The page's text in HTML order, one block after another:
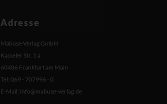
Adresse
Mabuse-Verlag GmbH
Kasseler Str. 1 a
60486 Frankfurt am Main
Tel: 069 - 707996 - 0
E-Mail: info@mabuse-verlag.de